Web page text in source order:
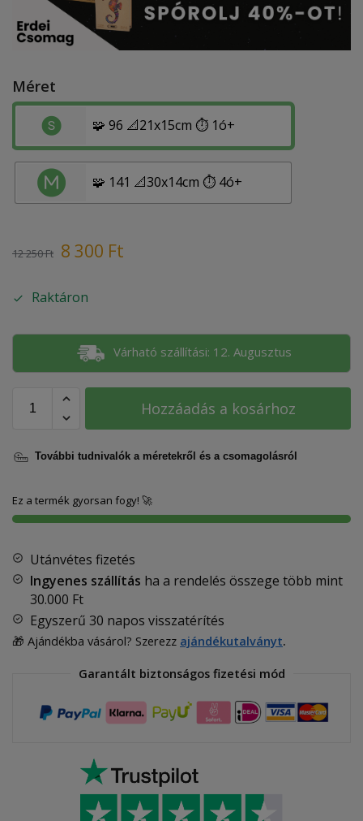
Méret
🧩 96 📐21x15cm ⏱️ 1ó+
🧩 141 📐30x14cm ⏱️ 4ó+
12 250Ft 8 300 Ft
Raktáron
Várható szállítási: 12. Augusztus
Hozzáadás a kosárhoz
További tudnivalók a méretekről és a csomagolásról
Ez a termék gyorsan fogy! 🚀
Utánvétes fizetés
Ingyenes szállítás ha a rendelés összege több mint
30.000 Ft
Egyszerű 30 napos visszatérítés
🎁 Ajándékba vásárol? Szerezz ajándékutalványt.
Garantált biztonságos fizetési mód